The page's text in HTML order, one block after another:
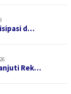
d…
Rek…